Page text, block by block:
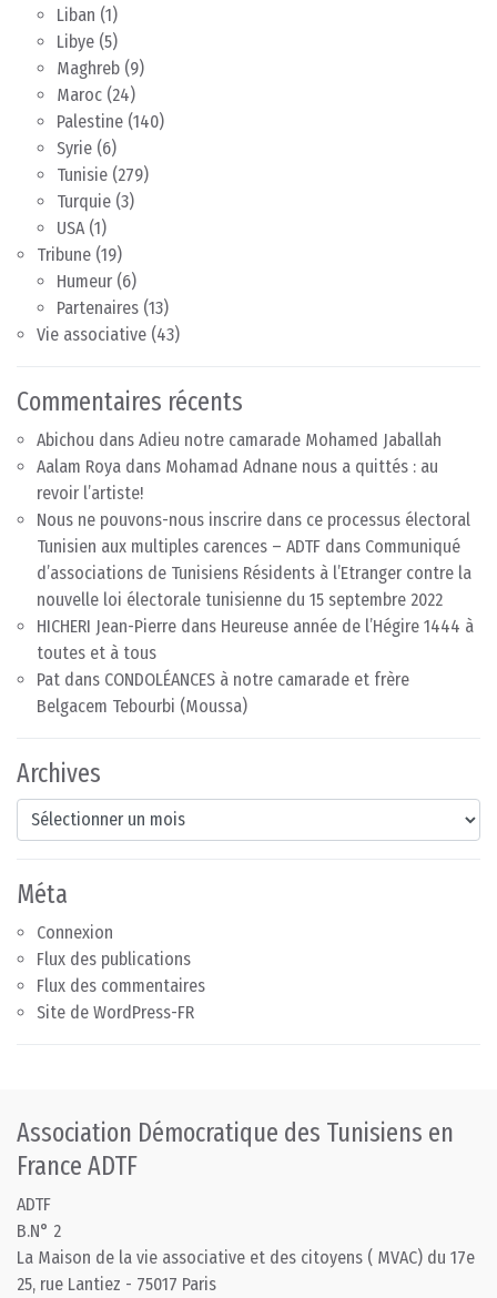
Liban (1)
Libye (5)
Maghreb (9)
Maroc (24)
Palestine (140)
Syrie (6)
Tunisie (279)
Turquie (3)
USA(1)
Tribune (19)
Humeur (6)
Partenaires (13)
Vie associative (43)
Commentaires récents
Abichou dans Adieu notre camarade Mohamed Jaballah
Aalam Roya dans Mohamad Adnane nous a quittés : au
revoir l’artiste!
Nous ne pouvons-nous inscrire dans ce processus électoral
Tunisien aux multiples carences – ADTF dans Communiqué
d’associations de Tunisiens Résidents à l’Etranger contre la
nouvelle loi électorale tunisienne du 15 septembre 2022
HICHERI Jean-Pierre dans Heureuse année de l’Hégire 1444 à
toutes et à tous
Pat dans CONDOLÉANCES à notre camarade et frère
Belgacem Tebourbi (Moussa)
Archives
Archives
Méta
Connexion
Flux des publications
Flux des commentaires
Site de WordPress-FR
Association Démocratique des Tunisiens en
France ADTF
ADTF
B.N° 2
La Maison de la vie associative et des citoyens ( MVAC) du 17e
25, rue Lantiez - 75017 Paris